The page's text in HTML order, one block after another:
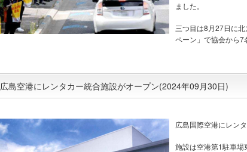
ました。
三つ目は8月27日に
ペーン」で協会から7
広島空港にレンタカー統合施設がオープン(2024年09月30日)
広島国際空港にレン
施設は空港第1駐車場